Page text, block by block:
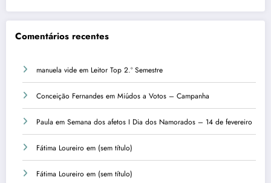
Comentários recentes
manuela vide em Leitor Top 2.º Semestre
Conceição Fernandes em Miúdos a Votos – Campanha
Paula em Semana dos afetos I Dia dos Namorados – 14 de fevereiro
Fátima Loureiro em (sem título)
Fátima Loureiro em (sem título)